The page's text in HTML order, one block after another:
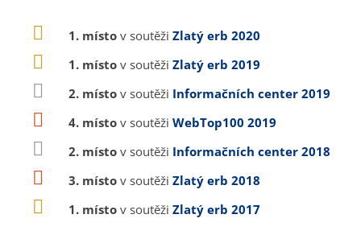
1. místo v soutěži Zlatý erb 2020
1. místo v soutěži Zlatý erb 2019
2. místo v soutěži Informačních center 2019
4. místo v soutěži WebTop100 2019
2. místo v soutěži Informačních center 2018
3. místo v soutěži Zlatý erb 2018
1. místo v soutěži Zlatý erb 2017